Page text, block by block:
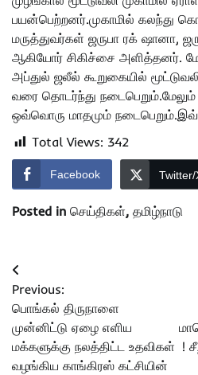
பயன்பெற்றனர்.முகாமில் கலந்து
மருத்துவர்கள் ஜருபா ரக் ஷானா,
ஆகியோர் சிகிச்சை அளித்தனர்.
அப்துல் ஜலீல் கூறுகையில்
வரை தொடர்ந்து
ஒவ்வொரு மாதமும்
Total Views: 342
Facebook Twitter/
Posted in செய்திகள், தமிழ்நாடு
Post
navigation
Previous:
பொங்கல் திருநாளை
முன்னிட்டு ஏழை எளிய
மக்களுக்கு நலத்திட்ட உதவிகள்
வழங்கிய காங்கிரஸ் கட்சியின்
!